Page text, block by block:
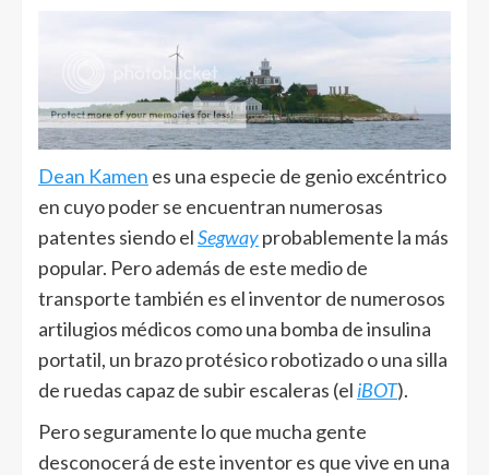
Dean Kamen es una especie de genio excéntrico
en cuyo poder se encuentran numerosas
patentes siendo elSegwayprobablemente la más
popular. Pero además de este medio de
transporte también es el inventor de numerosos
artilugios médicos como una bomba de insulina
portatil, un brazo protésico robotizado o una silla
de ruedas capaz de subir escaleras (el iBOT).
Pero seguramente lo que mucha gente
desconocerá de este inventor es que vive en una